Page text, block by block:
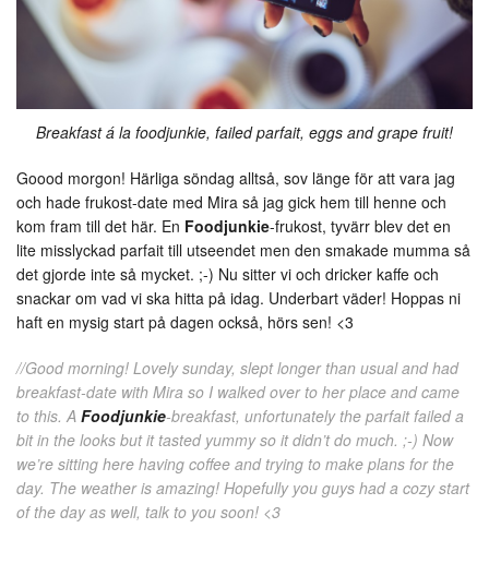
Breakfast á la foodjunkie, failed parfait, eggs and grape fruit!
Goood morgon! Härliga söndag alltså, sov länge för att vara jag
och hade frukost-date med Mira så jag gick hem till henne och
kom fram till det här. En Foodjunkie-frukost, tyvärr blev det en
lite misslyckad parfait till utseendet men den smakade mumma så
det gjorde inte så mycket. ;-) Nu sitter vi och dricker kaffe och
snackar om vad vi ska hitta på idag. Underbart väder! Hoppas ni
haft en mysig start på dagen också, hörs sen! <3
//Good morning! Lovely sunday, slept longer than usual and had
breakfast-date with Mira so I walked over to her place and came
to this. A Foodjunkie-breakfast, unfortunately the parfait failed a
bit in the looks but it tasted yummy so it didn’t do much. ;-) Now
we’re sitting here having coffee and trying to make plans for the
day. The weather is amazing! Hopefully you guys had a cozy start
of the day as well, talk to you soon! <3